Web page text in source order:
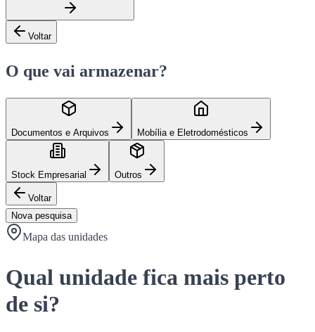
Voltar
O que vai armazenar?
Documentos e Arquivos Mobília e Eletrodomésticos
Stock Empresarial Outros
Voltar
Nova pesquisa
Mapa das unidades
Qual unidade fica mais perto
de si?